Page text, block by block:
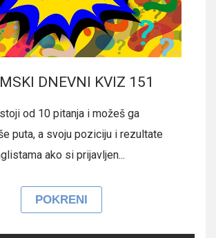
DNEVNI KVIZ 151
od 10 pitanja i možeš ga
puta, a svoju poziciju i rezultate
ako si prijavljen...